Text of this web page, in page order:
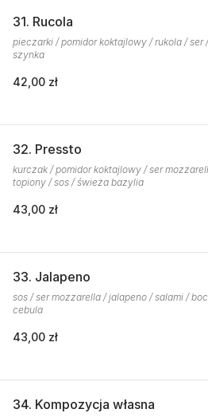
31. Rucola
pieczarki / pomidor koktajlowy / rukola / ser
szynka
42,00 zł
32. Pressto
kurczak / pomidor koktajlowy / ser
topiony / sos / świeża bazylia
43,00 zł
33. Jalapeno
sos / ser mozzarella / jalapeno / salami /
cebula
43,00 zł
34. Kompozycja własna